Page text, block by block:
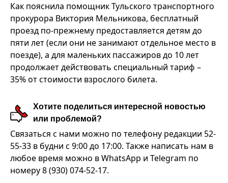
Как пояснила помощник Тульского транспортного
прокурора Виктория Мельникова, бесплатный
проезд по-прежнему предоставляется детям до
пяти лет (если они не занимают отдельное место в
поезде), а для маленьких пассажиров до 10 лет
продолжает действовать специальный тариф –
35% от стоимости взрослого билета.
Хотите поделиться интересной новостью
или проблемой?
Связаться с нами можно по телефону редакции 52-
55-33 в будни с 9:00 до 17:00. Также написать нам в
любое время можно в WhatsApp и Telegram по
номеру 8 (930) 074-52-17.